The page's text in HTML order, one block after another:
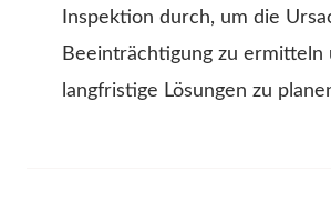
Inspektion durch, um die
Beeinträchtigung zu ermitteln
langfristige Lösungen zu